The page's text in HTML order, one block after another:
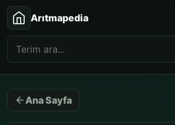
Arıtmapedia
Ana Sayfa